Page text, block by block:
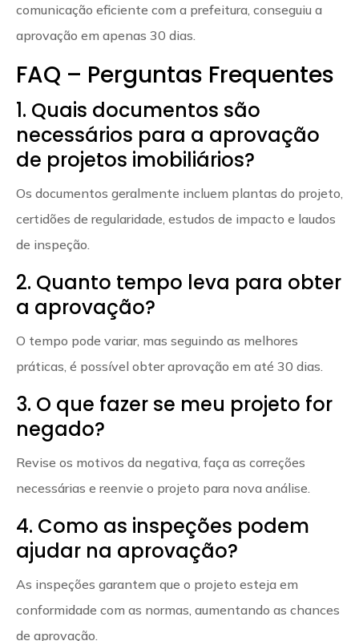
comunicação eficiente com a prefeitura, conseguiu a
aprovação em apenas 30 dias.
FAQ – Perguntas Frequentes
1. Quais documentos são
necessários para a aprovação
de projetos imobiliários?
Os documentos geralmente incluem plantas do projeto,
certidões de regularidade, estudos de impacto e laudos
de inspeção.
2. Quanto tempo leva para obter
a aprovação?
O tempo pode variar, mas seguindo as melhores
práticas, é possível obter aprovação em até 30 dias.
3. O que fazer se meu projeto for
negado?
Revise os motivos da negativa, faça as correções
necessárias e reenvie o projeto para nova análise.
4. Como as inspeções podem
ajudar na aprovação?
As inspeções garantem que o projeto esteja em
conformidade com as normas, aumentando as chances
de aprovação.